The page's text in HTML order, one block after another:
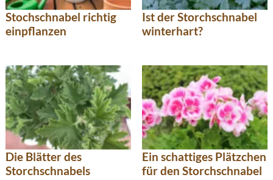
Stochschnabel richtig
einpflanzen
Ist der Storchschnabel
winterhart?
Die Blätter des
Storchschnabels
Ein schattiges Plätzchen
für den Storchschnabel